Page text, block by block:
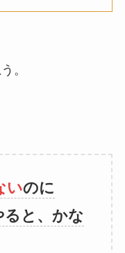
。
いのに
と、かな